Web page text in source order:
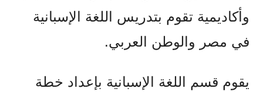
وأكاديمية تقوم بتدريس اللغة الإسبانية
في مصر والوطن العربي.
يقوم قسم اللغة الإسبانية بإعداد خطة